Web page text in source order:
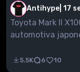
Antihype 17
Toyota Mark II
automotiva
5.5K 6 10